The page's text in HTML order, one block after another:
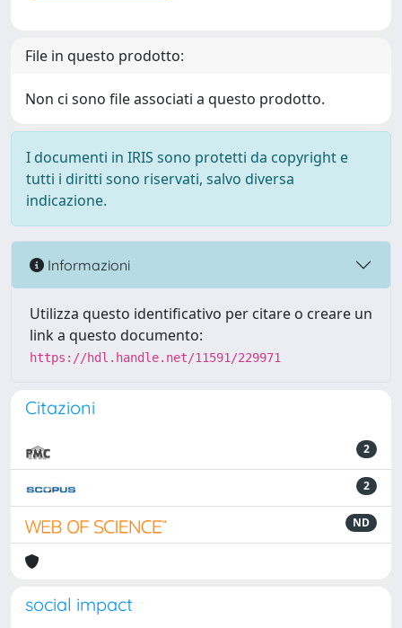
File in questo prodotto:
Non ci sono file associati a questo prodotto.
I documenti in IRIS sono protetti da copyright e
tutti i diritti sono riservati, salvo diversa
indicazione.
Informazioni
Utilizza questo identificativo per citare o creare un
link a questo documento:
https://hdl.handle.net/11591/229971
Citazioni
2
2
ND
social impact